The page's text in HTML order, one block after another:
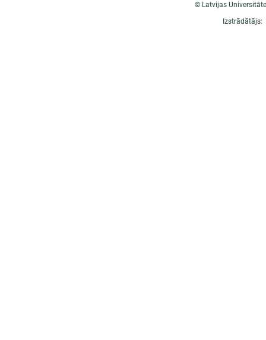
© Latvijas
Izstrādātājs: